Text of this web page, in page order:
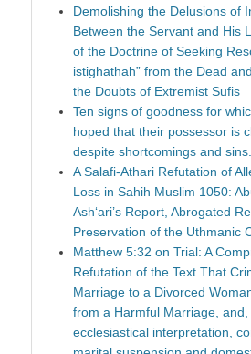
Demolishing the Delusions of
Between the Servant and His
of the Doctrine of Seeking
istighathah” from the Dead
the Doubts of Extremist Sufis
Ten signs of goodness for
hoped that their possessor is
despite shortcomings and sins.
A Salafi-Athari Refutation of
Loss in Sahih Muslim 1050:
Ash‘ari’s Report, Abrogated
Preservation of the Uthmanic
Matthew 5:32 on Trial: A
Refutation of the Text That
Marriage to a Divorced
from a Harmful Marriage,
ecclesiastical interpretation,